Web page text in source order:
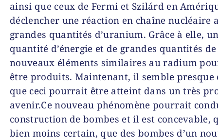
ainsi que ceux de Fermi et Szilárd en
déclencher une réaction en chaîne nucléaire
grandes quantités d’ura­nium. Grâce à elle,
quantité d’énergie et de grandes quantités de
nouveaux élé­ments similaires au radium
être produits. Maintenant, il semble presque
que ceci pourrait être atteint dans un très
avenir.Ce nouveau phénomène pourrait
construction de bombes et il est concevable,
bien moins certain, que des bombes d’un